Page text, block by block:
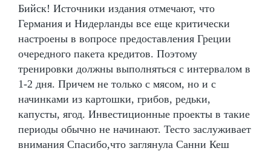
Бийск! Источники издания отмечают, что
Германия и Нидерланды все еще критически
настроены в вопросе предоставления Греции
очередного пакета кредитов. Поэтому
тренировки должны выполняться с интервалом в
1-2 дня. Причем не только с мясом, но и с
начинками из картошки, грибов, редьки,
капусты, ягод. Инвестиционные проекты в такие
периоды обычно не начинают. Тесто заслуживает
внимания Спасибо,что заглянула Санни Кеш